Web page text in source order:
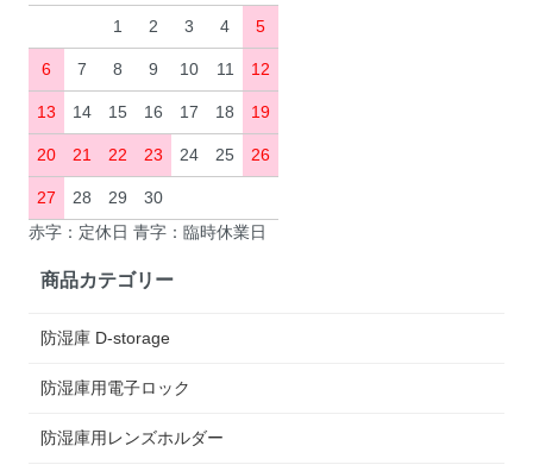
1 2 3 4 5
6 7 8 9 10 11 12
13 14 15 16 17 18 19
20 21 22 23 24 25 26
27 28 29
30
赤字：定休日 青字：臨時休業日
商品カテゴリー
防湿庫 D-storage
防湿庫用電子ロック
防湿庫用レンズホルダー